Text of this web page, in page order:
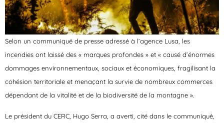
Selon un communiqué de presse adressé à l’agence Lusa, les
incendies ont laissé des « marques profondes » et « causé d’énormes
dommages environnementaux, sociaux et économiques, fragilisant la
cohésion territoriale et menaçant la survie de nombreux commerces
dépendant de la vitalité et de la biodiversité de la montagne ».
Le président du CERC, Hugo Serra, a averti, cité dans le communiqué,